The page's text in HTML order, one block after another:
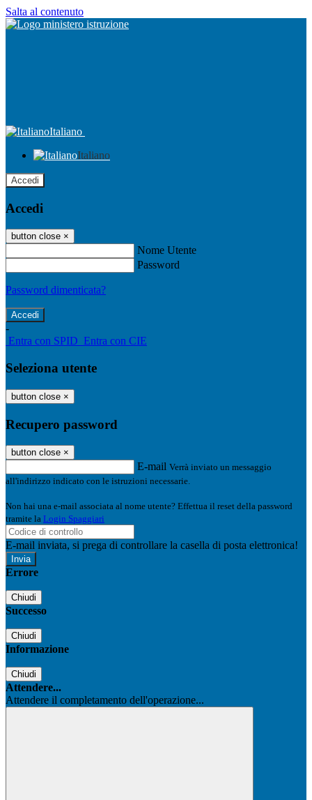
Salta al contenuto
Italiano
Italiano
Accedi
Accedi
button close ×
Nome Utente
Password
Password dimenticata?
-
Entra con SPID Entra con CIE
Seleziona utente
button close ×
Recupero password
button close ×
E-mail Verrà inviato un messaggio
all'indirizzo indicato con le istruzioni necessarie.
Non hai una e-mail associata al nome utente? Effettua il reset della password
tramite la Login Spaggiari
E-mail inviata, si prega di controllare la casella di posta elettronica!
Errore
Chiudi
Successo
Chiudi
Informazione
Chiudi
Attendere...
Attendere il completamento dell'operazione...